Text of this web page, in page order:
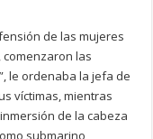
de las mujeres
las
le ordenaba la jefa de
víctimas, mientras
de la cabeza
submarino